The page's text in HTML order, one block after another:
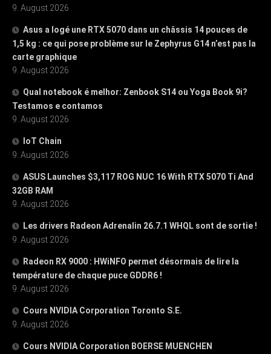
9. August 2026
Asus a logé une RTX 5070 dans un châssis 14 pouces de
1,5 kg : ce qui pose problème sur le Zephyrus G14 n’est pas la
carte graphique
9. August 2026
Qual notebook é melhor: Zenbook S14 ou Yoga Book 9i?
Testamos e contamos
9. August 2026
IoT Chain
9. August 2026
ASUS Launches $3,117 ROG NUC 16 With RTX 5070 Ti And
32GB RAM
9. August 2026
Les drivers Radeon Adrenalin 26.7.1 WHQL sont de sortie !
9. August 2026
Radeon RX 9000 : HWiNFO permet désormais de lire la
température de chaque puce GDDR6 !
9. August 2026
Cours NVIDIA Corporation Toronto S.E.
9. August 2026
Cours NVIDIA Corporation BOERSE MUENCHEN